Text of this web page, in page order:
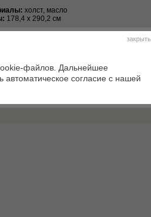
холст, масло
178,4 х 290,2 см
закрыть
файлов. Дальнейшее
автоматическое согласие с нашей